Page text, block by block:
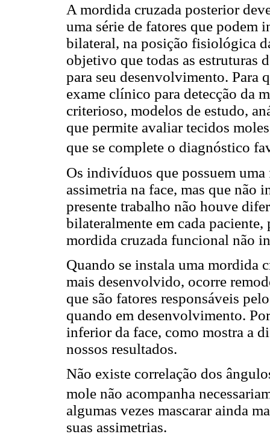
A mordida cruzada posterior
uma série de fatores que
bilateral, na posição fisiológica
objetivo que todas as estruturas
para seu desenvolvimento. Para
exame clínico para detecção da
criterioso, modelos de estudo,
que permite avaliar tecidos
que se complete o diagnóstico
Os indivíduos que possuem
assimetria na face, mas que não
presente trabalho não houve
bilateralmente em cada
mordida cruzada funcional não
Quando se instala uma mordida
mais desenvolvido, ocorre
que são fatores responsáveis
quando em desenvolvimento.
inferior da face, como mostra a
nossos resultados.
Não existe correlação dos
mole não acompanha
algumas vezes mascarar ainda
suas assimetrias.